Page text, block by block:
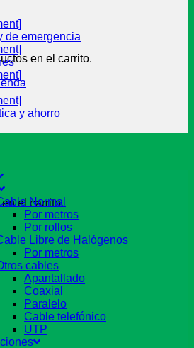
en el carrito.
el carrito.
de emergencia
y ahorro
Normal
Por metros
Por rollos
Libre de Halógenos
Por metros
cables
Apantallado
Coaxial
Paralelo
Cable telefónico
UTP